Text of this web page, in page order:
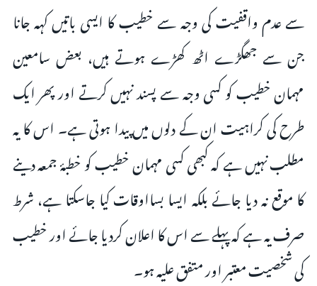
سے عدم واقفیت کی وجہ سے خطیب کا ایسی باتیں کہہ جانا
جن سے جھگڑے اٹھ کھڑے ہوتے ہیں، بعض سامعین
مہمان خطیب کو کسی وجہ سے پسند نہیں کرتے اور پھر ایک
طرح کی کراہیت ان کے دلوں میں پیدا ہوتی ہے۔ اس کا یہ
مطلب نہیں ہے کہ کبھی کسی مہمان خطیب کو خطبۂ جمعہ دینے
کا موقع نہ دیا جائے بلکہ ایسا بسااوقات کیا جاسکتا ہے، شرط
صرف یہ ہے کہ پہلے سے اس کا اعلان کردیا جائے اور خطیب
کی شخصیت معتبر اور متفق علیہ ہو۔